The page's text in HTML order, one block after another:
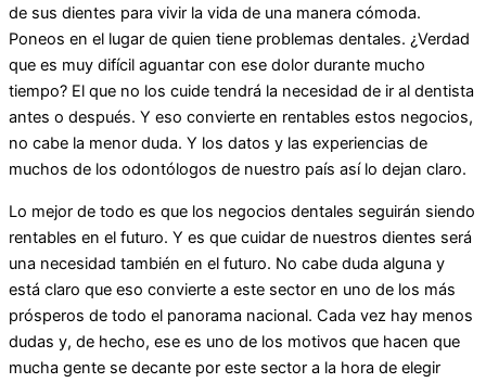
de sus dientes para vivir la vida de una manera cómoda.
Poneos en el lugar de quien tiene problemas dentales. ¿Verdad
que es muy difícil aguantar con ese dolor durante mucho
tiempo? El que no los cuide tendrá la necesidad de ir al dentista
antes o después. Y eso convierte en rentables estos negocios,
no cabe la menor duda. Y los datos y las experiencias de
muchos de los odontólogos de nuestro país así lo dejan claro.
Lo mejor de todo es que los negocios dentales seguirán siendo
rentables en el futuro. Y es que cuidar de nuestros dientes será
una necesidad también en el futuro. No cabe duda alguna y
está claro que eso convierte a este sector en uno de los más
prósperos de todo el panorama nacional. Cada vez hay menos
dudas y, de hecho, ese es uno de los motivos que hacen que
mucha gente se decante por este sector a la hora de elegir